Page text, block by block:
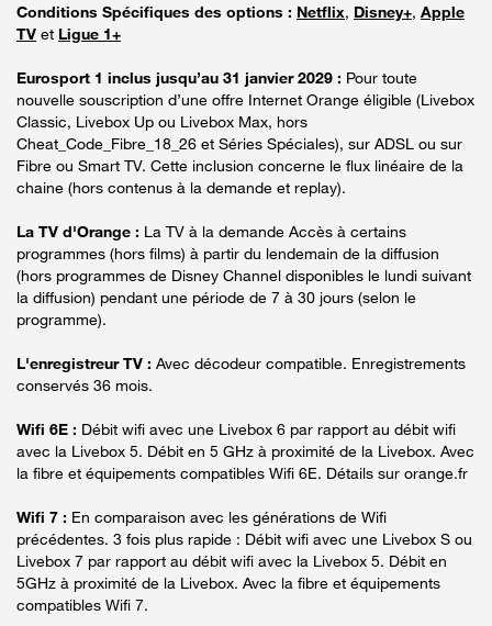
Conditions Spécifiques des options : Netflix, Disney+, Apple
TV et Ligue 1+
Eurosport 1 inclus jusqu’au 31 janvier 2029 : Pour toute
nouvelle souscription d’une offre Internet Orange éligible (Livebox
Classic, Livebox Up ou Livebox Max, hors
Cheat_Code_Fibre_18_26 et Séries Spéciales), sur ADSL ou sur
Fibre ou Smart TV. Cette inclusion concerne le flux linéaire de la
chaine (hors contenus à la demande et replay).
La TV d'Orange : La TV à la demande Accès à certains
programmes (hors films) à partir du lendemain de la diffusion
(hors programmes de Disney Channel disponibles le lundi suivant
la diffusion) pendant une période de 7 à 30 jours (selon le
programme).
L'enregistreur TV : Avec décodeur compatible. Enregistrements
conservés 36 mois.
Wifi 6E : Débit wifi avec une Livebox 6 par rapport au débit wifi
avec la Livebox 5. Débit en 5 GHz à proximité de la Livebox. Avec
la fibre et équipements compatibles Wifi 6E. Détails sur orange.fr
Wifi 7 : En comparaison avec les générations de Wifi
précédentes. 3 fois plus rapide : Débit wifi avec une Livebox S ou
Livebox 7 par rapport au débit wifi avec la Livebox 5. Débit en
5GHz à proximité de la Livebox. Avec la fibre et équipements
compatibles Wifi 7.